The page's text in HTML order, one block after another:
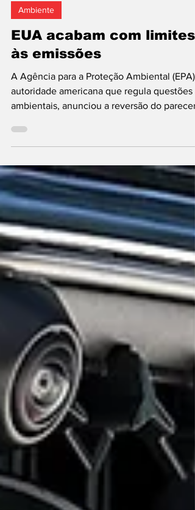
Pedro Junceiro
EUA acabam com limites
às emissões
A Agência para a Proteção Ambiental (EPA),
autoridade americana que regula questões
causadores de efeito de estufa como
ao ambiente e à saúde humana. Esta
vai levar ao fim do controlo nos limites de
emissões poluentes com gases de estufa
automóveis. O Presidente americano Donald
Trump anunciou que a EPA vai reverter a
classificação dos gases causadores de efeito
de estufa como